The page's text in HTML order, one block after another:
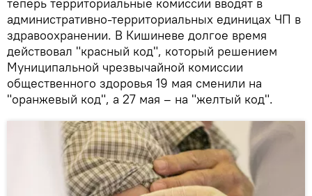
административно-территориальных единицах ЧП в
здравоохранении. В Кишиневе долгое время
действовал "красный код", который решением
Муниципальной чрезвычайной комиссии
общественного здоровья 19 мая сменили на
"оранжевый код", а 27 мая – на "желтый код".